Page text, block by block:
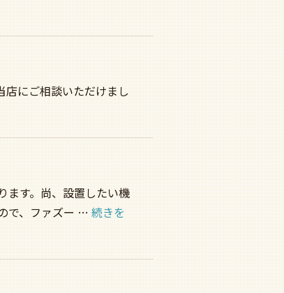
にご相談いただけまし
ます。尚、設置したい機
で、ファズー … 続きを